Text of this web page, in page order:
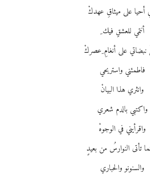
أحيا على ميثاقِ عهدكْ
أنتمي للعشقِِ فيك ِ
على أنغامِ ِعصركْ
فاطمئني واستريحي
وانثري هذا البيانْ
واكتبي بالدم شعري
واقرأيني في الوجوهْ
تأتى النوارسُ من بعيدٍ
والسنونو والحباري